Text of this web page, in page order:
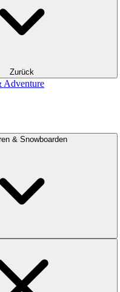
Zurück
Adventure
& Snowboarden